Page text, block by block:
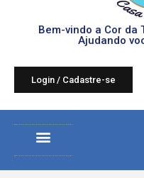
Bem-vindo a Cor da
Ajudando
Login / Cadastre-se